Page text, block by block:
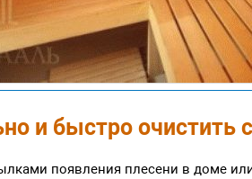
и быстро очистить
появления плесени в доме